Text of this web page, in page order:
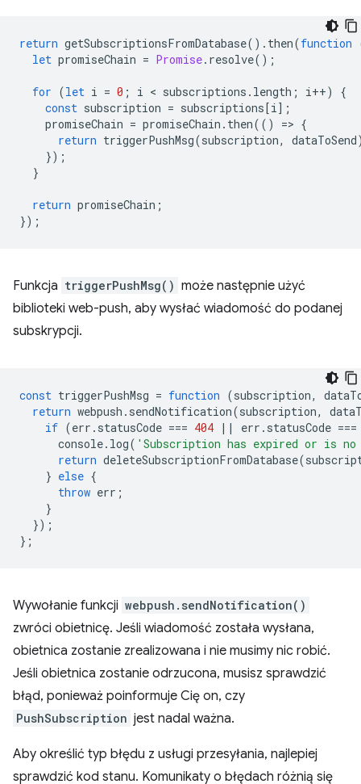
return getSubscriptionsFromDatabase(). then(function
let promiseChain = Promise. resolve();
for (let i = 0 ; i < subscriptions . length ; i++)
{
const subscription = subscriptions[i ];
promiseChain = promiseChain . then(() => {
return triggerPushMsg(subscription, dataToSend
});
}
return promiseChain ;
});
Funkcja triggerPushMsg() może następnie użyć
biblioteki web-push, aby wysłać wiadomość do podanej
subskrypcji.
const triggerPushMsg = function (subscription,
return webpush . sendNotification(subscription,
if (err . statusCode === 404 || err . statusCode ===
console. log( 'Subscription has expired or is
return deleteSubscriptionFromDatabase(
} else {
throw err ;
}
});
};
Wywołanie funkcji webpush.sendNotification()
zwróci obietnicę. Jeśli wiadomość została wysłana,
obietnica zostanie zrealizowana i nie musimy nic robić.
Jeśli obietnica zostanie odrzucona, musisz sprawdzić
błąd, ponieważ poinformuje Cię on, czy
PushSubscription jest nadal ważna.
Aby określić typ błędu z usługi przesyłania, najlepiej
sprawdzić kod stanu. Komunikaty o błędach różnią się